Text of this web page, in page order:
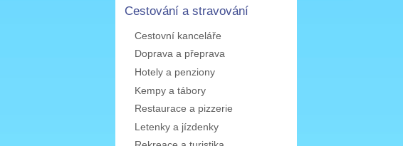
Cestování a stravování
Cestovní kanceláře
Doprava a přeprava
Hotely a penziony
Kempy a tábory
Restaurace a pizzerie
Letenky a jízdenky